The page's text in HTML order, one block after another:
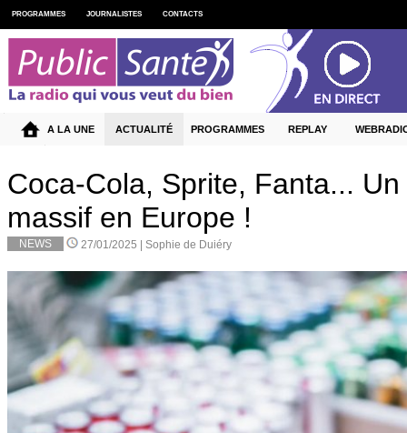
Coca-Cola, Sprite, Fanta...
massif en Europe !
NEWS 27/01/2025 | Sophie de Duiéry
PROGRAMMES JOURNALISTES CONTACTS
A LA UNE ACTUALITÉ PROGRAMMES REPLAY